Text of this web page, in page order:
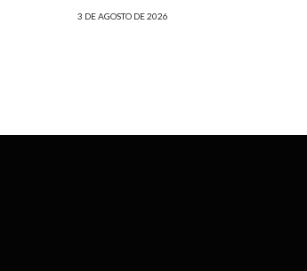
3 DE AGOSTO DE 2026